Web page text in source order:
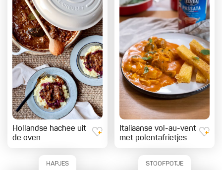
Hollandse hachee uit
de oven
Italiaanse vol-au-vent
met polentafrietjes
HAPJES STOOFPOTJE